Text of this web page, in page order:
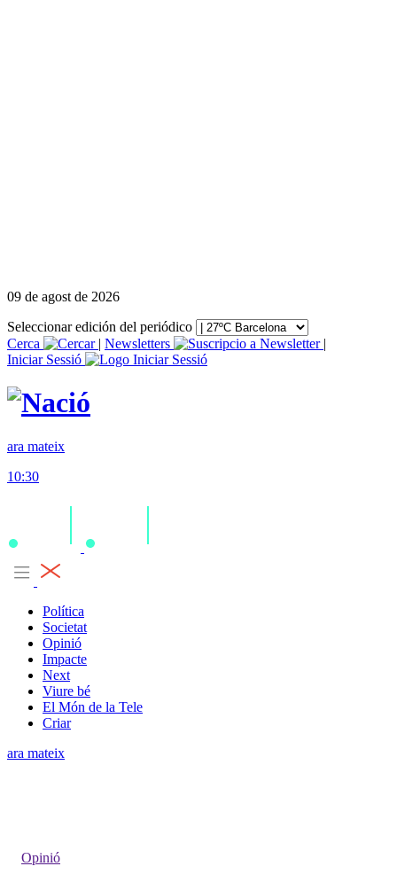
09 de agost de 2026
Seleccionar edición del periódico
Cerca
| Newsletters
|
Iniciar Sessió
ara mateix
10:30
Política
Societat
Opinió
Impacte
Next
Viure bé
El Món de la Tele
Criar
ara mateix
Opinió